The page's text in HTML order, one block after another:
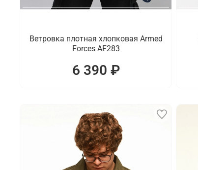
Ветровка плотная хлопковая Armed
Forces AF283
6 390 ₽